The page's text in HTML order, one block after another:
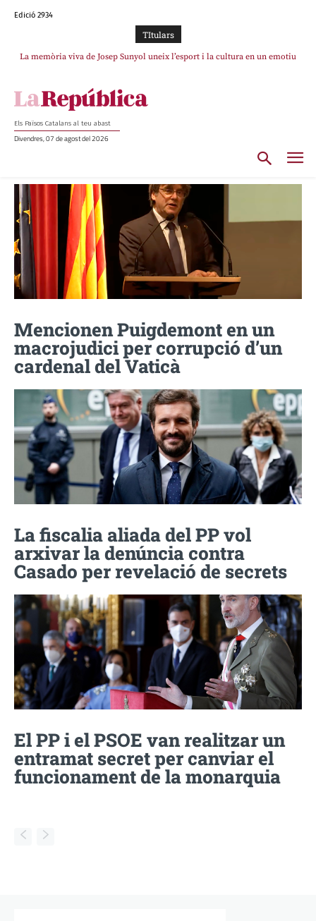
Edició 2934
TItulars
La memòria viva de Josep Sunyol uneix l’esport i la cultura en un emotiu
Els Països Catalans al teu abast
Divendres, 07 de agost del 2026
Mencionen Puigdemont en un
macrojudici per corrupció d’un
cardenal del Vaticà
La fiscalia aliada del PP vol
arxivar la denúncia contra
Casado per revelació de secrets
El PP i el PSOE van realitzar un
entramat secret per canviar el
funcionament de la monarquia